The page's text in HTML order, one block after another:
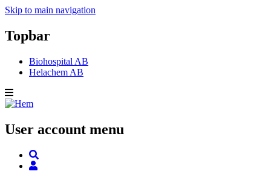
Skip to main navigation
Topbar
Biohospital AB
Helachem AB
User account menu